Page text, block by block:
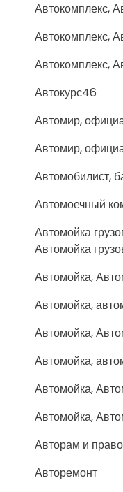
Автокомплекс,
Автокомплекс,
Автокомплекс,
Автокурс46
Автомир,
Автомир,
Автомобилист,
Автомоечный
Автомойка
Автомойка
Автомойка,
Автомойка,
Автомойка,
Автомойка,
Автомойка,
Автомойка,
Авторам и
Авторемонт